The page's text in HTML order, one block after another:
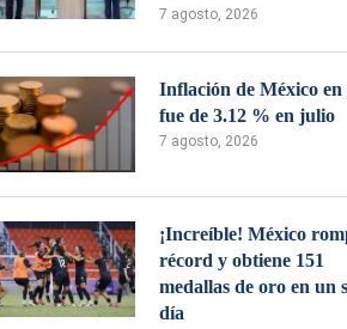
7 agosto, 2026
Inflación de México
fue de 3.12 % en julio
7 agosto, 2026
¡Increíble! México
récord y obtiene 151
medallas de oro en un
día